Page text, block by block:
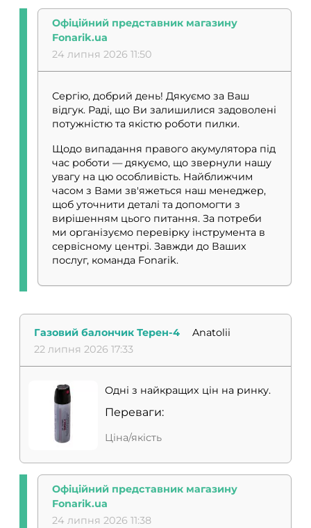
Офіційний представник магазину
Fonarik.ua
24 липня 2026 11:50
Сергію, добрий день! Дякуємо за Ваш
відгук. Раді, що Ви залишилися задоволені
потужністю та якістю роботи пилки.
Щодо випадання правого акумулятора під
час роботи — дякуємо, що звернули нашу
увагу на цю особливість. Найближчим
часом з Вами зв'яжеться наш менеджер,
щоб уточнити деталі та допомогти з
вирішенням цього питання. За потреби
ми організуємо перевірку інструмента в
сервісному центрі. Завжди до Ваших
послуг, команда Fonarik.
Газовий балончик Терен-4
Anatolii
22 липня 2026 17:33
Одні з найкращих цін на ринку.
Переваги:
Ціна/якість
Офіційний представник магазину
Fonarik.ua
24 липня 2026 11:38